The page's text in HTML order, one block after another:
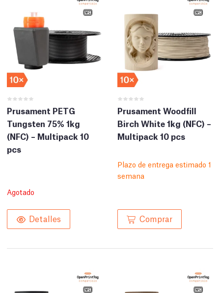
Prusament PETG
Tungsten 75% 1kg
(NFC) – Multipack 10
pcs
Agotado
Detalles
Prusament Woodfill
Birch White 1kg (NFC) –
Multipack 10 pcs
Plazo de entrega estimado 1
semana
Comprar